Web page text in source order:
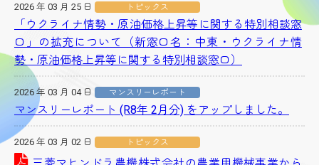
2026 年 03 月 25 日 トピックス
「ウクライナ情勢・原油価格上昇等に関する特別相談窓
口」の拡充について（新窓口名：中東・ウクライナ情
勢・原油価格上昇等に関する特別相談窓口）
2026 年 03 月 04 日 マンスリーレポート
マンスリーレポート (R8年 2月分) をアップしました。
2026 年 03 月 02 日 トピックス